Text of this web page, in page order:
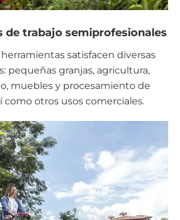
de trabajo semiprofesionales
herramientas satisfacen diversas
pequeñas granjas, agricultura,
muebles y procesamiento de
como otros usos comerciales.